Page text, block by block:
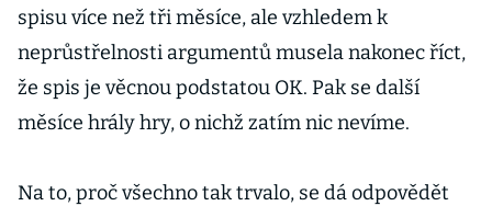
spisu více než tři měsíce, ale vzhledem k
neprůstřelnosti argumentů musela nakonec říct,
že spis je věcnou podstatou OK. Pak se další
měsíce hrály hry, o nichž zatím nic nevíme.
Na to, proč všechno tak trvalo, se dá odpovědět